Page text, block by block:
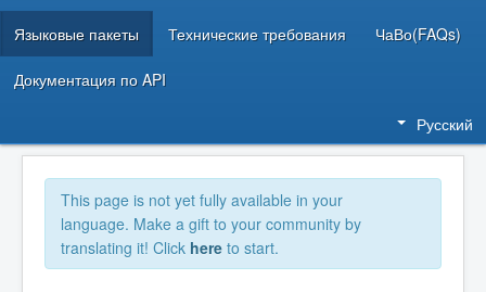
Языковые пакеты Технические требования ЧаВо(FAQs)
Документация по API
Русский
This page is not yet fully available in your
language. Make a gift to your community by
translating it! Click here to start.